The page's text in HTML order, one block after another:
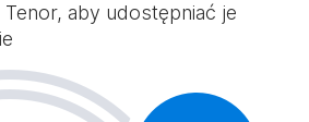
aby udostępniać je